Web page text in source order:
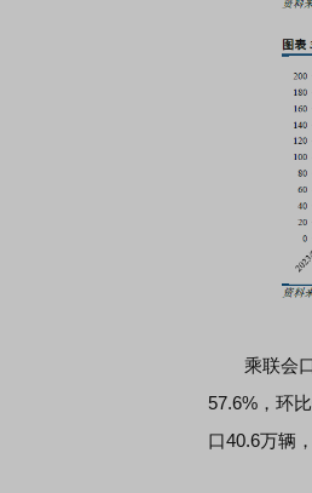
乘联会口
57.6%，环
口40.6万辆
连线｜东方财富证券陈果：A股再平衡的